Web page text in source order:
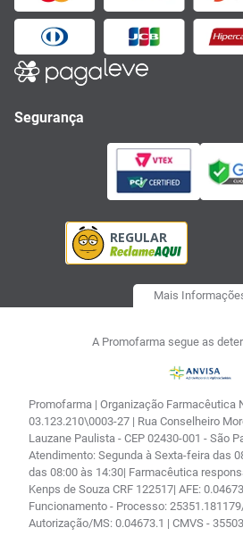
Segurança
Mais
A Promofarma segue as
Promofarma | Organização Farmacêutica
03.123.210\0003-27 | Rua Conselheiro
Lauzane Paulista - CEP 02430-001 - São
Atendimento: Segunda à Sexta-feira das
das 08:00 às 14:30| Farmacêutica
Kenps de Souza CRF 122517| AFE:
Funcionamento - Processo:
Autorização/MS: 0.04673.1 | CMVS -